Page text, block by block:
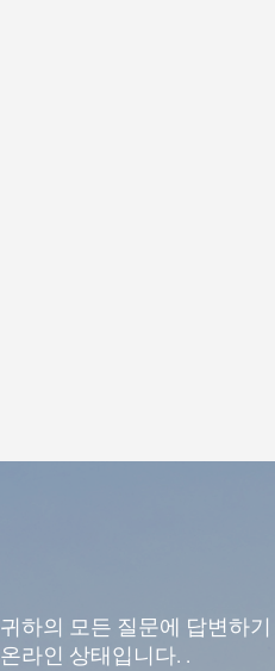
귀하의 모든 질문에 답변하
온라인 상태입니다. .